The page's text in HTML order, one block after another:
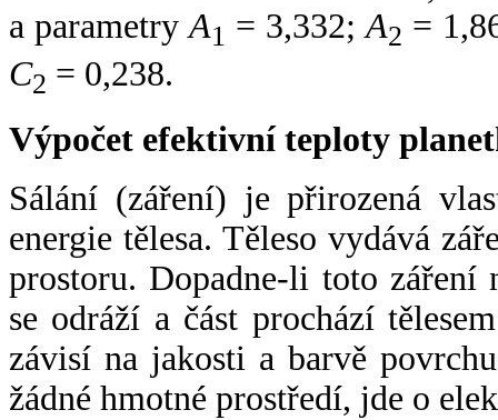
a parametryA1 = 3,332;A2 =
C2 = 0,238.
Výpočet efektivní teploty
Sálání (záření) je přirozená
energie tělesa. Těleso vydává
prostoru. Dopadne-li toto záření
se odráží a část prochází
závisí na jakosti a barvě
žádné hmotné prostředí, jde o